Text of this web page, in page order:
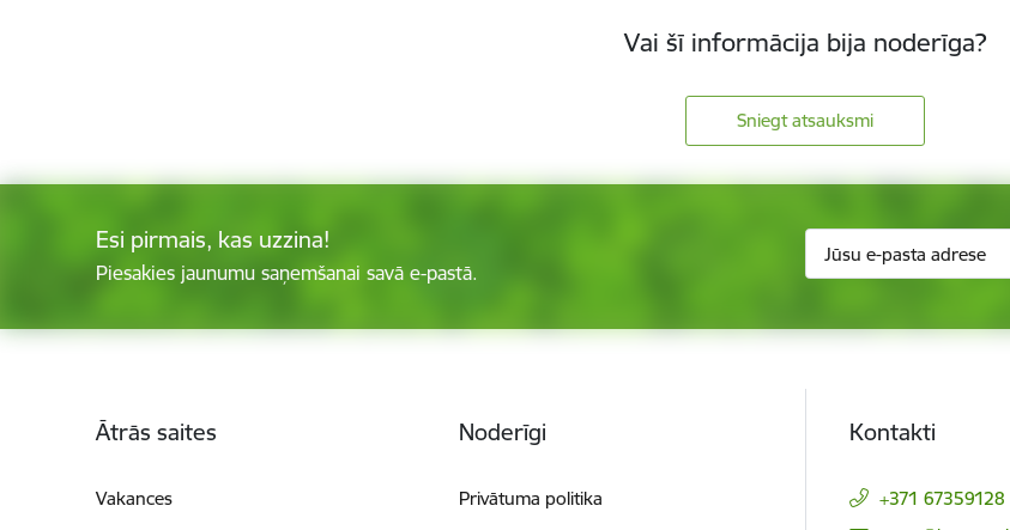
Vai šī informācija bija noderīga?
Sniegt atsauksmi
Esi pirmais, kas uzzina!
Piesakies jaunumu saņemšanai savā e-pastā.
Ātrās saites
Vakances
Noderīgi
Privātuma politika
Kontakti
+371 67359128